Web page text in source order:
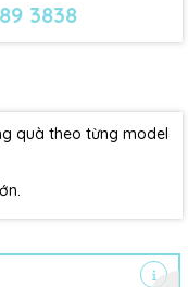
3838
quà theo từng model